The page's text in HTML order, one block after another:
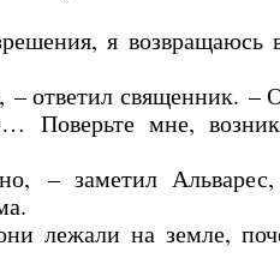
я возвращаюсь
ответил священник. –
Поверьте мне,
– заметил Альварес,
лежали на земле,